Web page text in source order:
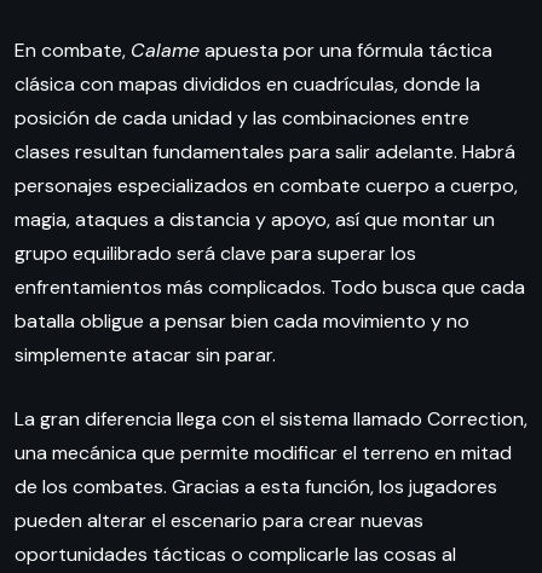
En combate, Calameapuesta por una fórmula táctica
clásica con mapas divididos en cuadrículas, donde la
posición de cada unidad y las combinaciones entre
clases resultan fundamentales para salir adelante. Habrá
personajes especializados en combate cuerpo a cuerpo,
magia, ataques a distancia y apoyo, así que montar un
grupo equilibrado será clave para superar los
enfrentamientos más complicados. Todo busca que cada
batalla obligue a pensar bien cada movimiento y no
simplemente atacar sin parar.
La gran diferencia llega con el sistema llamado Correction,
una mecánica que permite modificar el terreno en mitad
de los combates. Gracias a esta función, los jugadores
pueden alterar el escenario para crear nuevas
oportunidades tácticas o complicarle las cosas al